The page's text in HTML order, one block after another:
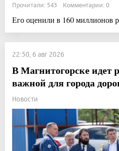
Прочитали: 543 Комментарии: 0
Его оценили в 160 миллионов
22:50, 6 авг 2026
В Магнитогорске идет
важной для города
Новости